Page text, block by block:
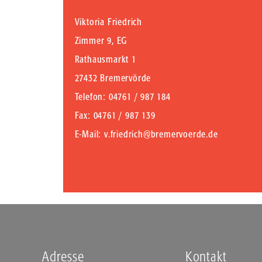
Viktoria Friedrich
Zimmer 9, EG
Rathausmarkt 1
27432 Bremervörde
Telefon: 04761 / 987 184
Fax: 04761 / 987 139
E-Mail: v.friedrich@bremervoerde.de
Adresse Kontakt